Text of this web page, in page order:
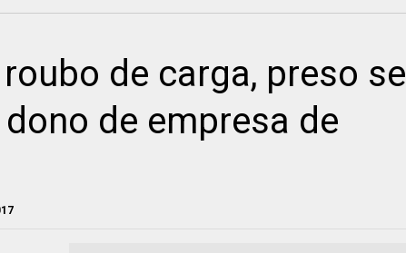
de carga, preso se
de empresa de